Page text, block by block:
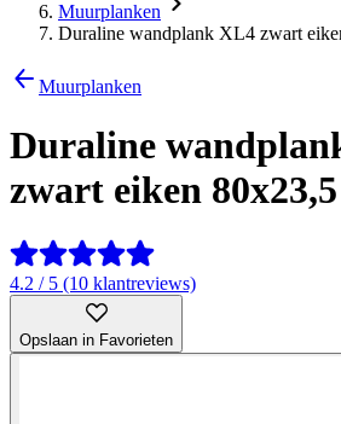
Muurplanken
Duraline wandplank XL4 zwart
Muurplanken
Duraline
zwart eiken
4.2 / 5 (10 klantreviews)
Opslaan in Favorieten